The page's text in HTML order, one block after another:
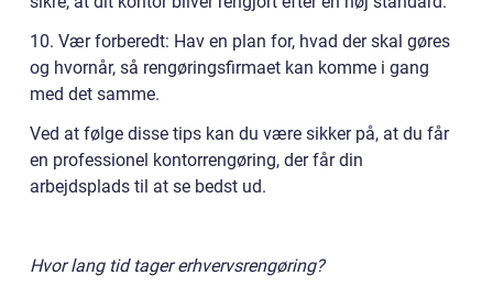
10. Vær forberedt: Hav en plan for, hvad der skal gøres
og hvornår, så rengøringsfirmaet kan komme i gang
med det samme.
Ved at følge disse tips kan du være sikker på, at du får
en professionel kontorrengøring, der får din
arbejdsplads til at se bedst ud.
Hvor lang tid tager erhvervsrengøring?